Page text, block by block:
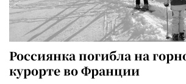
Россиянка погибла на
курорте во Франции